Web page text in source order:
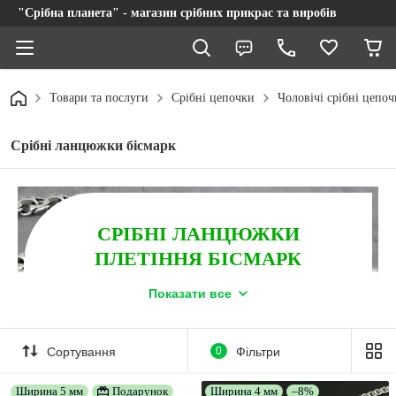
"Срібна планета" - магазин срібних прикрас та виробів
Товари та послуги Срібні цепочки Чоловічі срібні
Срібні ланцюжки бісмарк
СРІБНІ ЛАНЦЮЖКИ
ПЛЕТІННЯ БІСМАРК
- прикраси для чоловіків, що мають стабільно
Найкращий подарунок для тих, хто любить стильні
ювелірні вироби. Серветка для чищення/полірування
срібла в подарунок на замовлення. Безкоштовна
Показати все
Сортування 0 Фільтри
Ширина 5 мм Подарунок Ширина 4 мм
–8%